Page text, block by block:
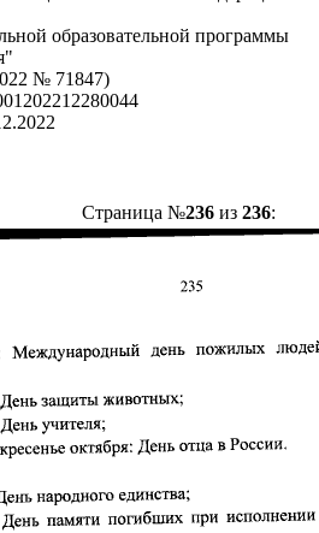
образовательной программы
№ 71847)
Страница №236из 236: